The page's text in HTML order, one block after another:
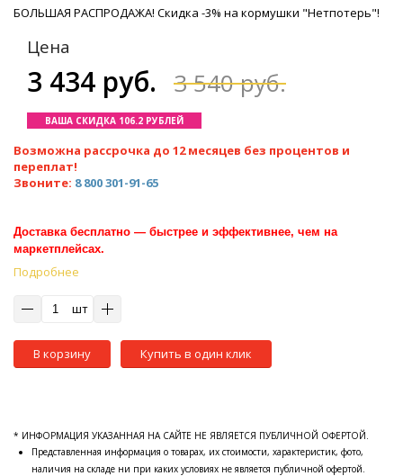
БОЛЬШАЯ РАСПРОДАЖА! Скидка -3% на кормушки "Нетпотерь"!
Цена
3 434 руб. 3 540 руб.
ВАША СКИДКА 106.2 РУБЛЕЙ
Возможна рассрочка до 12 месяцев без процентов и
переплат!
Звоните: 8 800 301-91-65
Доставка бесплатно — быстрее и эффективнее, чем на
маркетплейсах.
Подробнее
шт
В корзину Купить в один клик
* ИНФОРМАЦИЯ УКАЗАННАЯ НА САЙТЕ НЕ ЯВЛЯЕТСЯ ПУБЛИЧНОЙ ОФЕРТОЙ.
Представленная информация о товарах, их стоимости, характеристик, фото,
наличия на складе ни при каких условиях не является публичной офертой.